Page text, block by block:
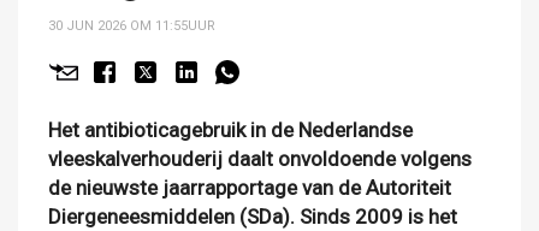
30 JUN 2026 OM 11:55UUR
Het antibioticagebruik in de Nederlandse
vleeskalverhouderij daalt onvoldoende volgens
de nieuwste jaarrapportage van de Autoriteit
Diergeneesmiddelen (SDa). Sinds 2009 is het